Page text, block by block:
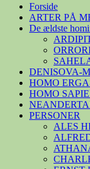
Forside
ARTER PÅ
De ældste
DENISOVA-
HOMO
HOMO
PERSONER
ALES